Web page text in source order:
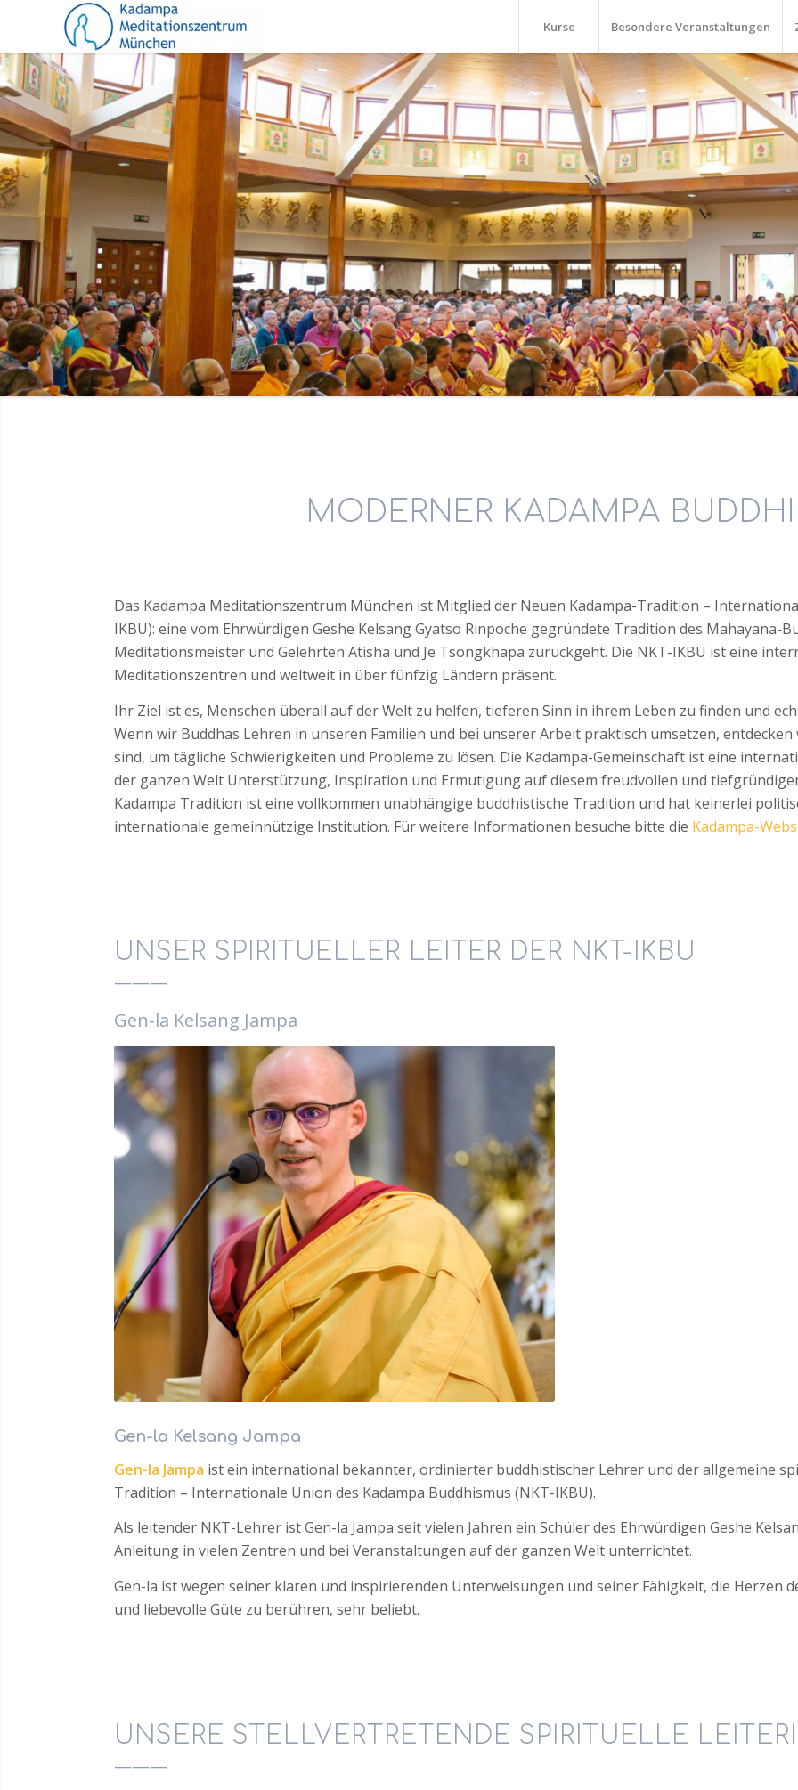
Kurse Besondere Veranstaltungen
MODERNER KADAMPA
Das Kadampa Meditationszentrum München ist Mitglied der Neuen Kadampa-Tradition –
IKBU): eine vom Ehrwürdigen Geshe Kelsang Gyatso Rinpoche gegründete Tradition des Mahayana-
Meditationsmeister und Gelehrten Atisha und Je Tsongkhapa zurückgeht. Die NKT-IKBU ist eine
Meditationszentren und weltweit in über fünfzig Ländern präsent.
Ihr Ziel ist es, Menschen überall auf der Welt zu helfen, tieferen Sinn in ihrem Leben zu finden und
Wenn wir Buddhas Lehren in unseren Familien und bei unserer Arbeit praktisch umsetzen,
sind, um tägliche Schwierigkeiten und Probleme zu lösen. Die Kadampa-Gemeinschaft ist eine
der ganzen Welt Unterstützung, Inspiration und Ermutigung auf diesem freudvollen und
Kadampa Tradition ist eine vollkommen unabhängige buddhistische Tradition und hat keinerlei
internationale gemeinnützige Institution. Für weitere Informationen besuche bitte die Kadampa-
UNSER SPIRITUELLER LEITER DER NKT-IKBU
———
Gen-la Kelsang Jampa
Gen-la Kelsang Jampa
Gen-la Jampa ist ein international bekannter, ordinierter buddhistischer Lehrer und der allgemeine
Tradition – Internationale Union des Kadampa Buddhismus (NKT-IKBU).
Als leitender NKT-Lehrer ist Gen-la Jampa seit vielen Jahren ein Schüler des Ehrwürdigen Geshe
Anleitung in vielen Zentren und bei Veranstaltungen auf der ganzen Welt unterrichtet.
Gen-la ist wegen seiner klaren und inspirierenden Unterweisungen und seiner Fähigkeit, die Herzen
und liebevolle Güte zu berühren, sehr beliebt.
UNSERE STELLVERTRETENDE SPIRITUELLE
———